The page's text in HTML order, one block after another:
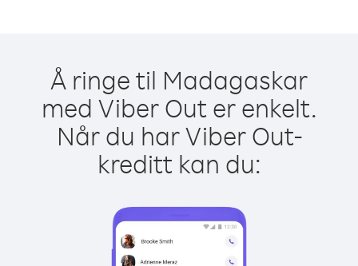
Å ringe til Madagaskar
med Viber Out er enkelt.
Når du har Viber Out-
kreditt kan du: